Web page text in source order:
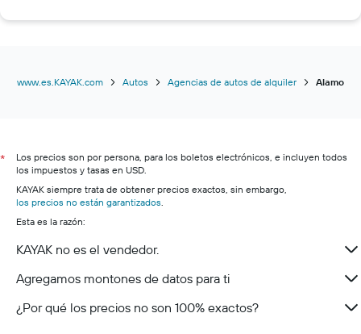
www.es.KAYAK.com Autos Agencias de autos de alquiler Alamo
*
Los precios son por persona, para los boletos electrónicos, e incluyen todos
los impuestos y tasas en USD.
KAYAK siempre trata de obtener precios exactos, sin embargo,
los precios no están garantizados.
Esta es la razón:
KAYAK no es el vendedor.
Agregamos montones de datos para ti
¿Por qué los precios no son 100% exactos?